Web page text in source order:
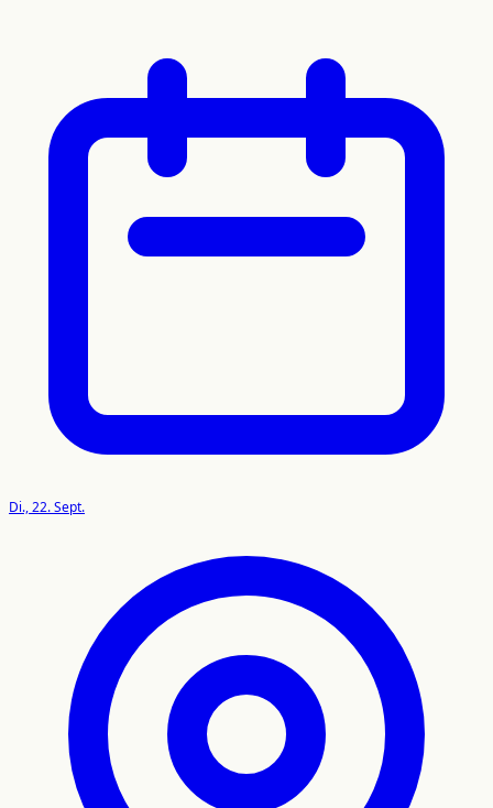
Di., 22. Sept.